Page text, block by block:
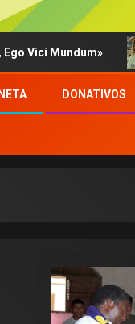
Mundum»
DONATIVOS